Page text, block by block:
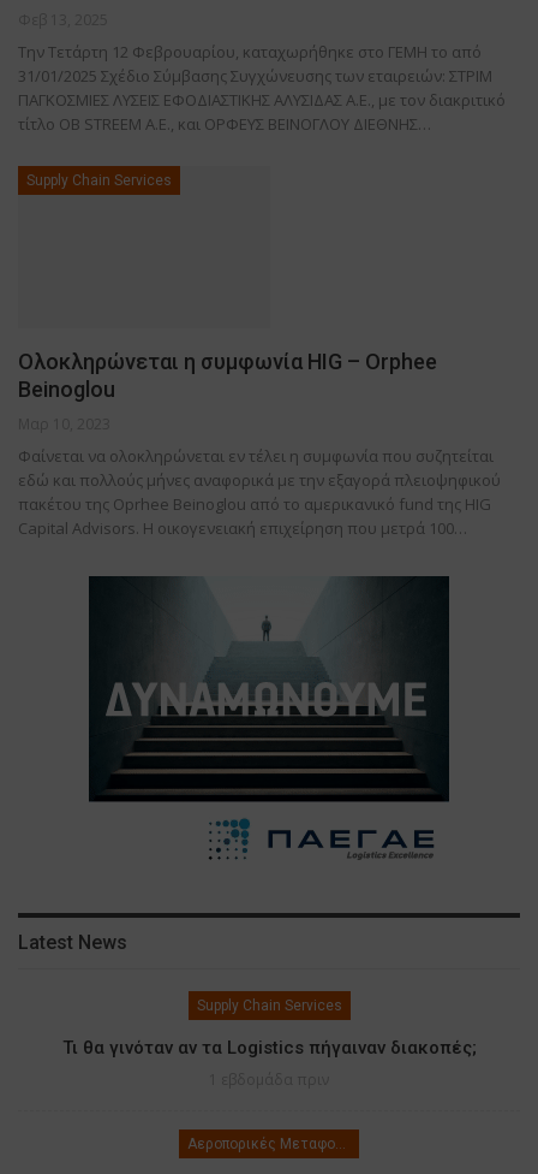
Την Τετάρτη 12 Φεβρουαρίου, καταχωρήθηκε στο ΓΕΜΗ το από
31/01/2025 Σχέδιο Σύμβασης Συγχώνευσης των εταιρειών: ΣΤΡΙΜ
ΠΑΓΚΟΣΜΙΕΣ ΛΥΣΕΙΣ ΕΦΟΔΙΑΣΤΙΚΗΣ ΑΛΥΣΙΔΑΣ Α.Ε., με τον διακριτικό
τίτλο ΟΒ STREEM A.E., και ΟΡΦΕΥΣ ΒΕΙΝΟΓΛΟΥ ΔΙΕΘΝΗΣ…
Supply Chain Services
Ολοκληρώνεται η συμφωνία HIG – Orphee
Beinoglou
Φαίνεται να ολοκληρώνεται εν τέλει η συμφωνία που συζητείται
εδώ και πολλούς μήνες αναφορικά με την εξαγορά πλειοψηφικού
πακέτου της Oprhee Beinoglou από το αμερικανικό fund της HIG
Capital Advisors. Η οικογενειακή επιχείρηση που μετρά 100…
Latest News
Supply Chain Services
Τι θα γινόταν αν τα Logistics πήγαιναν διακοπές;
Αεροπορικές Μεταφορές